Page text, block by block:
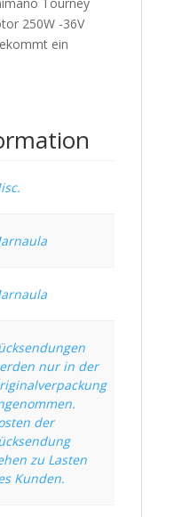
250W -36V
ein
nur in der
der
zu Lasten
Kunden.